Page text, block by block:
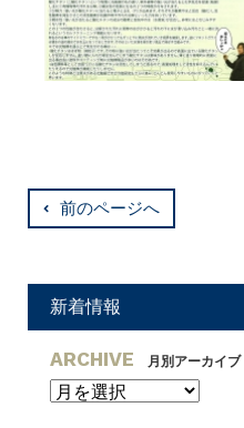
前のページへ
新着情報
ARCHIVE 月別アーカイブ